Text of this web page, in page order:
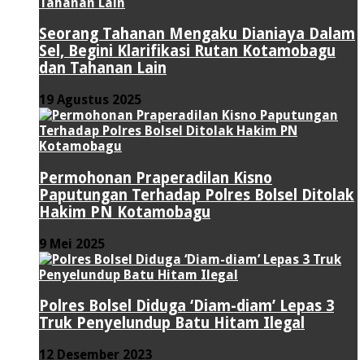
Seorang Tahanan Mengaku Dianiaya Dalam
Sel, Begini Klarifikasi Rutan Kotamobagu
dan Tahanan Lain
19 Agustus 2025
Permohonan Praperadilan Kisno
Paputungan Terhadap Polres Bolsel Ditolak
Hakim PN Kotamobagu
9 Mei 2025
Polres Bolsel Diduga ‘Diam-diam’ Lepas 3
Truk Penyelundup Batu Hitam Ilegal
12 Desember 2023